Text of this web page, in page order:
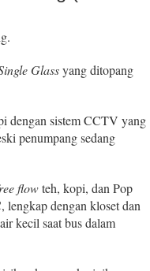
Glassyang ditopang
dengan sistem CCTV yang
penumpang sedang
flowteh, kopi, dan Pop
lengkap dengan kloset dan
kecil saat bus dalam